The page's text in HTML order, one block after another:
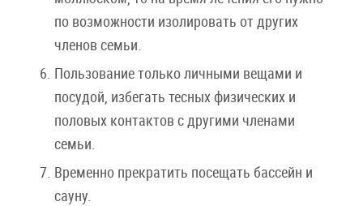
по возможности изолировать от других
членов семьи.
Пользование только личными вещами и
посудой, избегать тесных физических и
половых контактов с другими членами
семьи.
Временно прекратить посещать бассейн и
сауну.